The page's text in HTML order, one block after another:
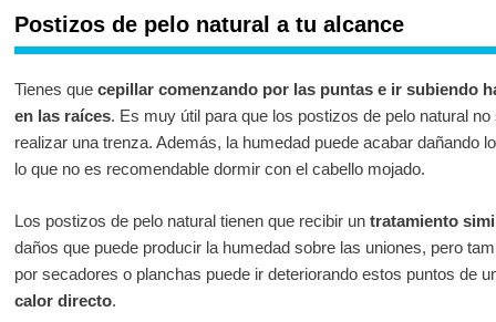
Postizos de pelo natural a tu alcance
Tienes que cepillar comenzando por las puntas e ir subiendo
en las raíces. Es muy útil para que los postizos de pelo natural
realizar una trenza. Además, la humedad puede acabar dañando
lo que no es recomendable dormir con el cabello mojado.
Los postizos de pelo natural tienen que recibir un tratamiento
daños que puede producir la humedad sobre las uniones, pero
por secadores o planchas puede ir deteriorando estos puntos de
calor directo.